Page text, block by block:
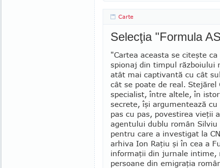
Carte
Selecţia "Formula
"Cartea aceasta se citeşte
spionaj din timpul războiului
atât mai captivantă cu cât
cât se poate de real. Stejărel
specialist, între altele, în
secrete, îşi argumentează
pas cu pas, povestirea vieţii
agentului dublu român Silviu
pentru care a investigat la
arhiva Ion Raţiu şi în cea a
informaţii din jurnale intime,
persoane din emi­graţia